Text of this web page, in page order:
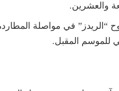
والعشرين.
“الريدز” في مواصلة
للموسم المقبل.